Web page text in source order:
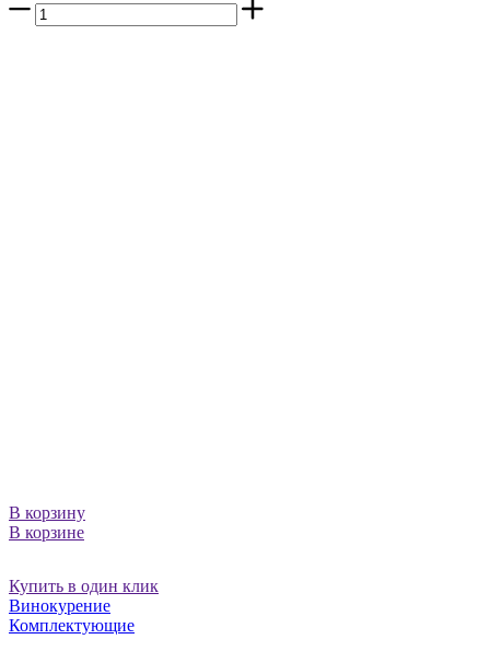
В корзину
В корзине
Купить в один клик
Винокурение
Комплектующие